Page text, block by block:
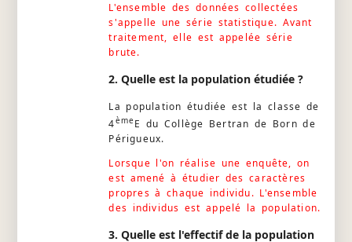
L'ensemble des données collectées
s'appelle une série statistique. Avant
traitement, elle est appelée série
brute.
2. Quelle est la population étudiée ?
La population étudiée est la classe de
4ème E du Collège Bertran de Born de
Périgueux.
Lorsque l'on réalise une enquête, on
est amené à étudier des caractères
propres à chaque individu. L'ensemble
des individus est appelé la population.
3. Quelle est l'effectif de la population